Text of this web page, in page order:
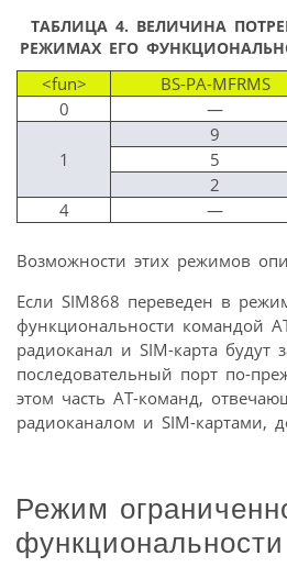
ТАБЛИЦА 4. ВЕЛИЧИНА
РЕЖИМАХ ЕГО
<fun> BS-PA-MFRMS
0
—
1
9
5
2
4
—
Возможности этих режимов
Если SIM868 переведен в
функциональности командой
радиоканал и SIM-карта будут
последовательный порт по-
этом часть AT-команд,
радиоканалом и SIM-картами,
Режим
функциональности